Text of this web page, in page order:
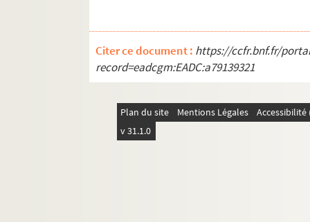
Citer ce document : https://ccfr.bnf.fr/
record=eadcgm:EADC:a79139321
Plan du site Mentions Légales
v 31.1.0